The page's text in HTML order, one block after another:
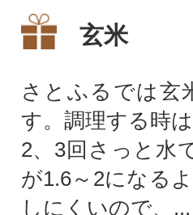
玄米
さとふるでは玄
す。調理する時
2、3回さっと水
が1.6～2になる
しにくいので、...